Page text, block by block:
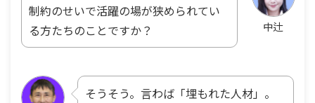
中辻
制約のせいで活躍の場が狭められてい
る方たちのことですか？
そうそう。言わば「埋もれた人材」。